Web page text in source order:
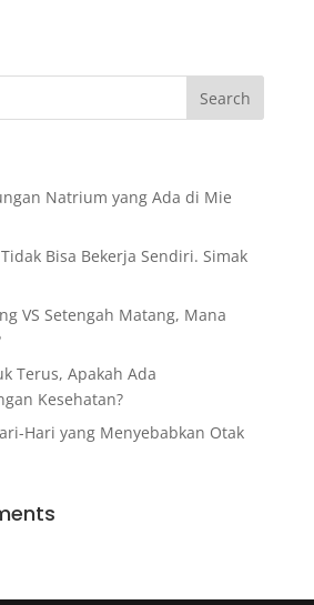
Natrium yang Ada di Mie
Bisa Bekerja Sendiri. Simak
VS Setengah Matang, Mana
Terus, Apakah Ada
Kesehatan?
Hari yang Menyebabkan Otak